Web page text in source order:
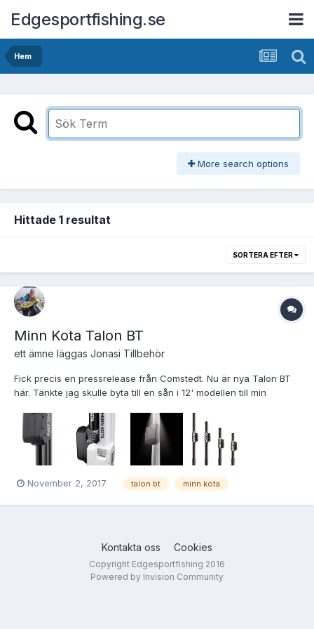
Edgesportfishing.se
Hem
More search options
Hittade 1 resultat
SORTERA EFTER
Minn Kota Talon BT
ett ämne läggas Jonasi Tillbehör
Fick precis en pressrelease från Comstedt. Nu är nya Talon BT
här. Tänkte jag skulle byta till en sån i 12' modellen till min
Talonfästet är det samma på nya och gamla modellen så en
uppgradering är enkel att genomföra. Minn Kota TAL...
November 2, 2017 talon bt minn kota
Kontakta oss Cookies
Copyright Edgesportfishing 2016
Powered by Invision Community